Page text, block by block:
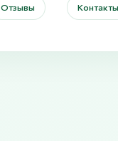
Отзывы Контакты